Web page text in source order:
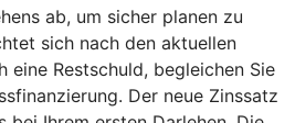
ab, um sicher planen zu
sich nach den aktuellen
eine Restschuld, begleichen Sie
Der neue Zinssatz